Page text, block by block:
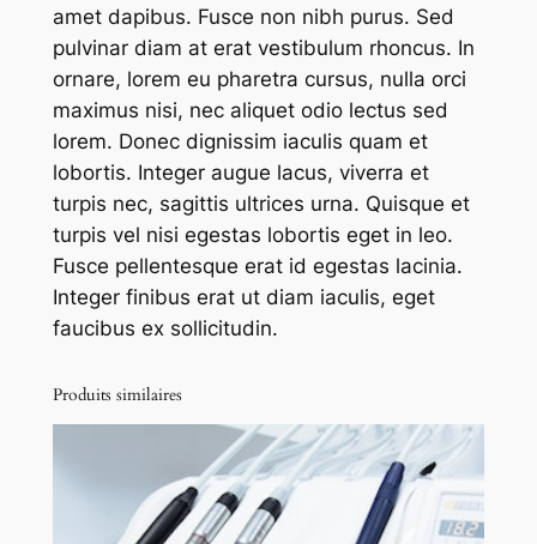
m
i
f
o
w
l
e
r
amet dapibus. Fusce non nibh purus. Sed
pulvinar diam at erat vestibulum rhoncus. In
ornare, lorem eu pharetra cursus, nulla orci
maximus nisi, nec aliquet odio lectus sed
lorem. Donec dignissim iaculis quam et
lobortis. Integer augue lacus, viverra et
turpis nec, sagittis ultrices urna. Quisque et
turpis vel nisi egestas lobortis eget in leo.
Fusce pellentesque erat id egestas lacinia.
Integer finibus erat ut diam iaculis, eget
faucibus ex sollicitudin.
Produits similaires